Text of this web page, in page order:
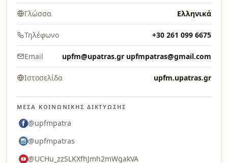
Γλώσσα Ελληνικά
Τηλέφωνο +30 261 099 6675
Email upfm@upatras.gr upfmpatras@gmail.com
Ιστοσελίδα upfm.upatras.gr
ΜΈΣΑ ΚΟΙΝΩΝΙΚΉΣ ΔΙΚΤΎΩΣΗΣ
@upfmpatra
@upfmpatras
@UCHu_zzSLKXfhJmh2mWgakVA